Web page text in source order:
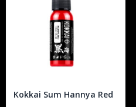
Kokkai Sum Hannya Red